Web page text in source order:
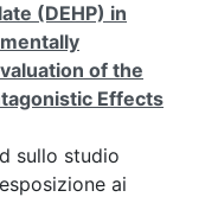
(DEHP) in
of the
Effects
sullo studio
ai